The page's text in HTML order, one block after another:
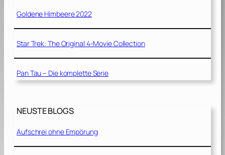
Goldene Himbeere 2022
Star Trek: The Original 4-Movie Collection
Pan Tau – Die komplette Serie
NEUSTE BLOGS
Aufschrei ohne Empörung